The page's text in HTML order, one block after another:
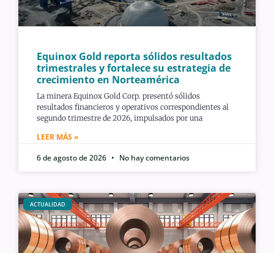
Equinox Gold reporta sólidos resultados
trimestrales y fortalece su estrategia de
crecimiento en Norteamérica
La minera Equinox Gold Corp. presentó sólidos
resultados financieros y operativos correspondientes al
segundo trimestre de 2026, impulsados por una
LEER MÁS »
6 de agosto de 2026
No hay comentarios
ACTUALIDAD